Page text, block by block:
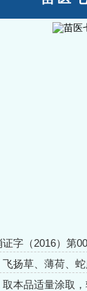
字（2016）第
飞扬草、薄荷、
本品适量涂取，